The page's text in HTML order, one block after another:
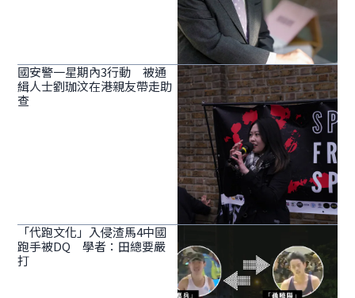
國安警一星期內3行動 被通
緝人士劉珈汶在港親友帶走助
查
「代跑文化」入侵渣馬4中國
跑手被DQ 學者：田總要嚴
打